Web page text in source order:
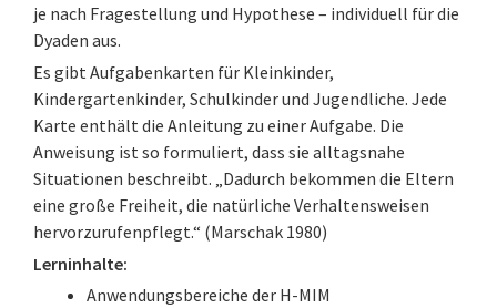
je nach Fragestellung und Hypothese – individuell für die
Dyaden aus.
Es gibt Aufgabenkarten für Kleinkinder,
Kindergartenkinder, Schulkinder und Jugendliche. Jede
Karte enthält die Anleitung zu einer Aufgabe. Die
Anweisung ist so formuliert, dass sie alltagsnahe
Situationen beschreibt. „Dadurch bekommen die Eltern
eine große Freiheit, die natürliche Verhaltensweisen
hervorzurufenpflegt.“ (Marschak 1980)
Lerninhalte:
Anwendungsbereiche der H-MIM